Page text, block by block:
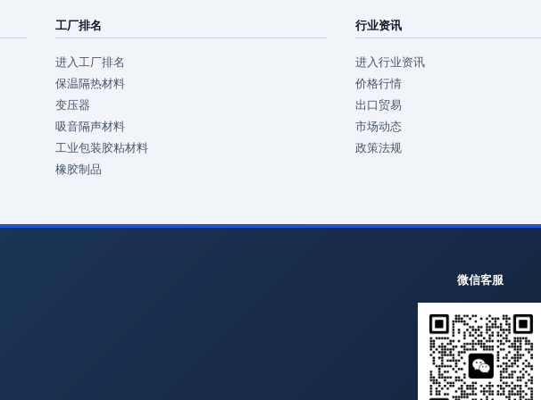
工厂排名
进入工厂排名
保温隔热材料
变压器
吸音隔声材料
工业包装胶粘材料
橡胶制品
行业资讯
进入行业资讯
价格行情
出口贸易
市场动态
政策法规
微信客服